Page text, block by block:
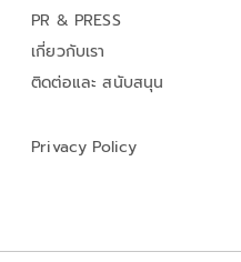
PR & PRESS
เกี่ยวกับเรา
ติดต่อและ สนับสนุน
Privacy Policy